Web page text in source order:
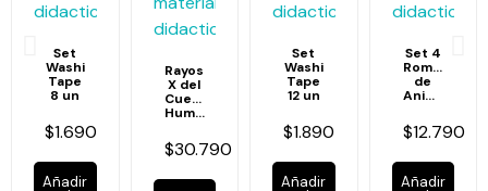
Set
Washi
Tape
8 un
$1.690
Añadir
Rayos
X del
Cuerpo
Humano
$30.790
Set
Washi
Tape
12 un
$1.890
Añadir
Set 4
de
Animales
$12.790
Añadir